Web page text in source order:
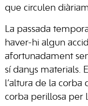
que circulen
La passada
haver-hi algun
afortunadament
sí danys materials.
l’altura de la corba
corba perillosa per